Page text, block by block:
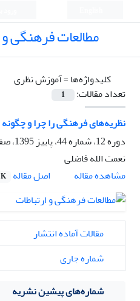
مطالعات فرهنگی
کلیدواژه‌ها =آموزش نظری
تعداد مقالات:
1
نظریه‌های فرهنگی را چرا و
دوره 12، شماره 44، پاییز 1395، صفحه
نعمت الله فاضلی
مشاهده مقاله
اصل مقاله
مقالات آماده انتشار
شماره جاری
شماره‌های پیشین نشریه